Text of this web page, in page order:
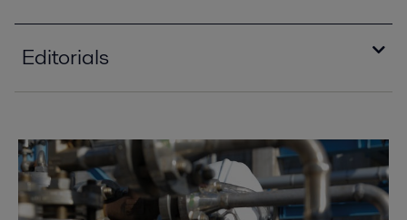
Editorials
Alfa Laval's compact condensers offers sizable
payback
2016-10-25 1132 kB